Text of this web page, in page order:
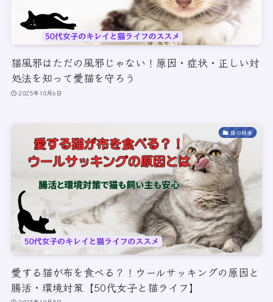
猫風邪はただの風邪じゃない！原因・症状・正しい対
処法を知って愛猫を守ろう
2025年10月6日
猫の健康
愛する猫が布を食べる？！ウールサッキングの原因と
腸活・環境対策【50代女子と猫ライフ】